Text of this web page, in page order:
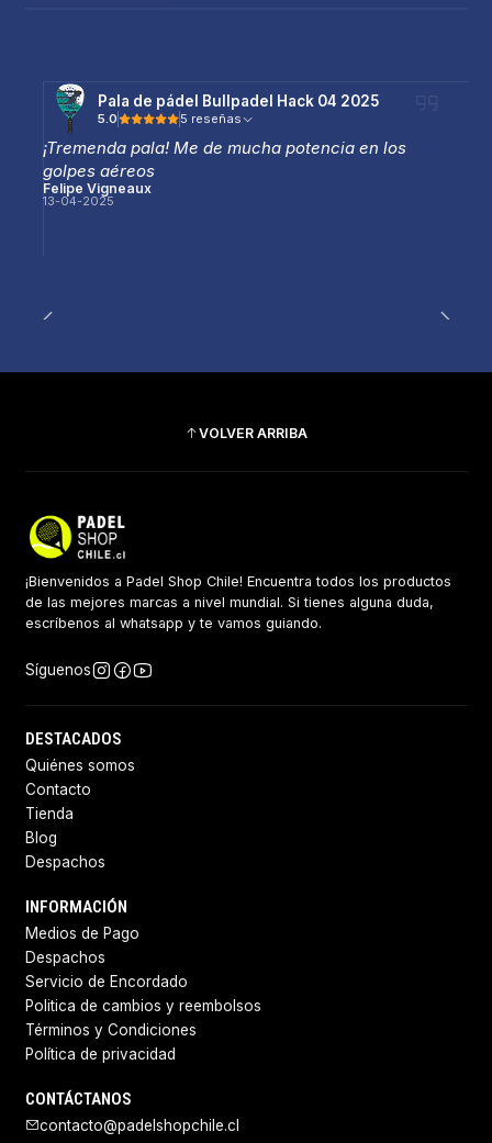
Pala de pádel Bullpadel Hack 04 2025
5.0 5 reseñas
¡Tremenda pala! Me de mucha potencia en los
golpes aéreos
Felipe Vigneaux
13-04-2025
VOLVER ARRIBA
¡Bienvenidos a Padel Shop Chile! Encuentra todos los productos
de las mejores marcas a nivel mundial. Si tienes alguna duda,
escríbenos al whatsapp y te vamos guiando.
Síguenos
DESTACADOS
Quiénes somos
Contacto
Tienda
Blog
Despachos
INFORMACIÓN
Medios de Pago
Despachos
Servicio de Encordado
Politica de cambios y reembolsos
Términos y Condiciones
Política de privacidad
CONTÁCTANOS
contacto@padelshopchile.cl